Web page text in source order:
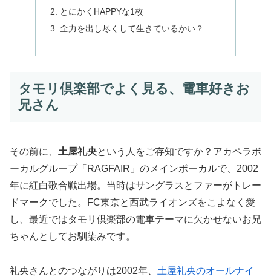
とにかくHAPPYな1枚
全力を出し尽くして生きているかい？
タモリ倶楽部でよく見る、電車好きお
兄さん
その前に、 土屋礼央という人をご存知ですか？アカペラボ
ーカルグループ「RAGFAIR」のメインボーカルで、2002
年に紅白歌合戦出場。当時はサングラスとファーがトレー
ドマークでした。FC東京と西武ライオンズをこよなく愛
し、最近ではタモリ倶楽部の電車テーマに欠かせないお兄
ちゃんとしてお馴染みです。
礼央さんとのつながりは2002年、 土屋礼央のオールナイ